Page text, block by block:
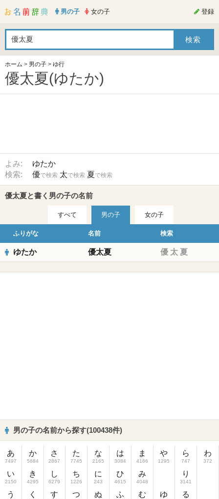
男の子 女の子 登録
ホーム > 男の子 > ゆ行
優太夏(ゆたか)
よみ:
ゆたか
検索:
優で検索 太で検索 夏で検索
優太夏と書く男の子の名前
すべて 男の子 女の子
ふりがな 名前 検索
ゆたか 優太夏 優 太 夏
男の子の名前から探す(100438件)
あ
7497
い
2150
う
か
5684
き
4295
く
さ
2867
し
6279
す
た
7745
ち
1226
つ
な
2165
に
243
ぬ
は
3084
ひ
4615
ふ
ま
4166
み
4048
む
や
1295
ゆ
ら
747
り
3141
る
わ
372